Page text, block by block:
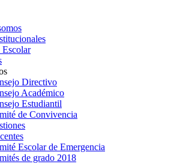
Directivo
Académico
Estudiantil
de Convivencia
Escolar de Emergencia
de grado 2018